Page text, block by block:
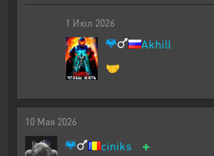
1 Июл 2026
Akhill
🤝
10 Мая 2026
ciniks +